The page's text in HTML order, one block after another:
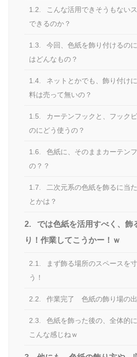
1.2.
こんな活用できそうもない
できるのか？
1.3.
今回、色紙を飾り付けるの
はどんなもの？
1.4.
ネットとかでも、飾り付け
料は売って無いの？
1.5.
カーテンフックと、フック
のにどう使うの？
1.6.
色紙に、そのままカーテン
の？？
1.7.
二次元系の色紙を飾るに当
とかは？
2.
では色紙を活用すべく、飾
り！作業してこうかー！ｗ
2.1.
まず飾る場所のスペースを
う！
2.2. 作業完了 色紙の飾り場の
2.3.
色紙を飾った後の、全体的
こんな感じねｗ